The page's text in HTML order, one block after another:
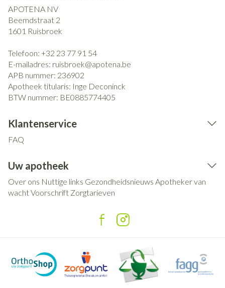
APOTENA NV
Beemdstraat 2
1601 Ruisbroek
Telefoon: +32 23 77 91 54
E-mailadres: ruisbroek@apotena.be
APB nummer: 236902
Apotheek titularis: Inge Deconinck
BTW nummer: BE0885774405
Klantenservice
FAQ
Uw apotheek
Over ons Nuttige links Gezondheidsnieuws Apotheker van
wachtVoorschrift Zorgtarieven